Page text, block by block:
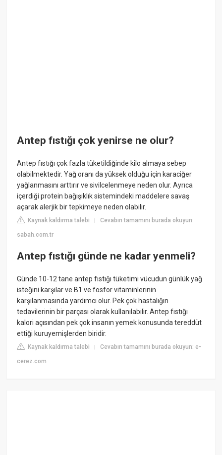
Antep fıstığı çok yenirse ne olur?
Antep fıstığı çok fazla tüketildiğinde kilo almaya sebep
olabilmektedir. Yağ oranı da yüksek olduğu için karaciğer
yağlanmasını arttırır ve sivilcelenmeye neden olur. Ayrıca
içerdiği protein bağışıklık sistemindeki maddelere savaş
açarak alerjik bir tepkimeye neden olabilir.
Kaynak kaldırma talebi |Cevabın tamamını burada okuyun:
sabah.com.tr
Antep fıstığı günde ne kadar yenmeli?
Günde 10-12 tane antep fıstığı tüketimi vücudun günlük yağ
isteğini karşılar ve B1 ve fosfor vitaminlerinin
karşılanmasında yardımcı olur. Pek çok hastalığın
tedavilerinin bir parçası olarak kullanılabilir. Antep fıstığı
kalori açısından pek çok insanın yemek konusunda tereddüt
ettiği kuruyemişlerden biridir.
Kaynak kaldırma talebi |Cevabın tamamını burada okuyun: e-
cerez.com